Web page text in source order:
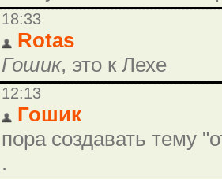
18:33
Rotas
Гошик, это к Лехе
12:13
Гошик
пора создавать тему
.